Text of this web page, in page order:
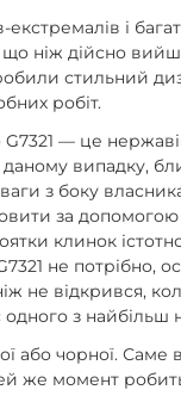
і
ніж дійсно
робіт.
— це
випадку,
з боку
за
клинок
не
не відкрився,
з найбільш
або чорної.
же момент